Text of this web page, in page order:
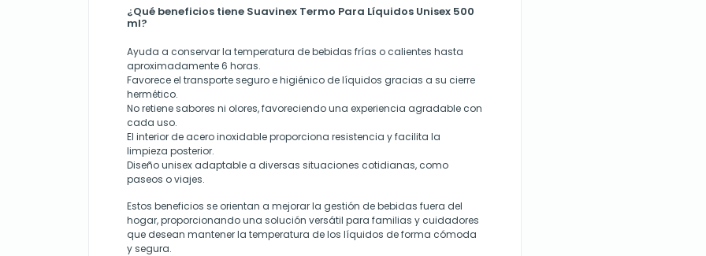
¿Qué beneficios tiene Suavinex Termo Para Líquidos Unisex 500
ml?
Ayuda a conservar la temperatura de bebidas frías o calientes hasta
aproximadamente 6 horas.
Favorece el transporte seguro e higiénico de líquidos gracias a su cierre
hermético.
No retiene sabores ni olores, favoreciendo una experiencia agradable con
cada uso.
El interior de acero inoxidable proporciona resistencia y facilita la
limpieza posterior.
Diseño unisex adaptable a diversas situaciones cotidianas, como
paseos o viajes.
Estos beneficios se orientan a mejorar la gestión de bebidas fuera del
hogar, proporcionando una solución versátil para familias y cuidadores
que desean mantener la temperatura de los líquidos de forma cómoda
y segura.